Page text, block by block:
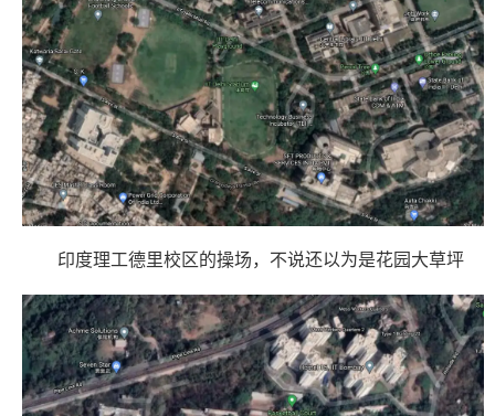
印度理工德里校区的操场，不说还以为是花园大草坪